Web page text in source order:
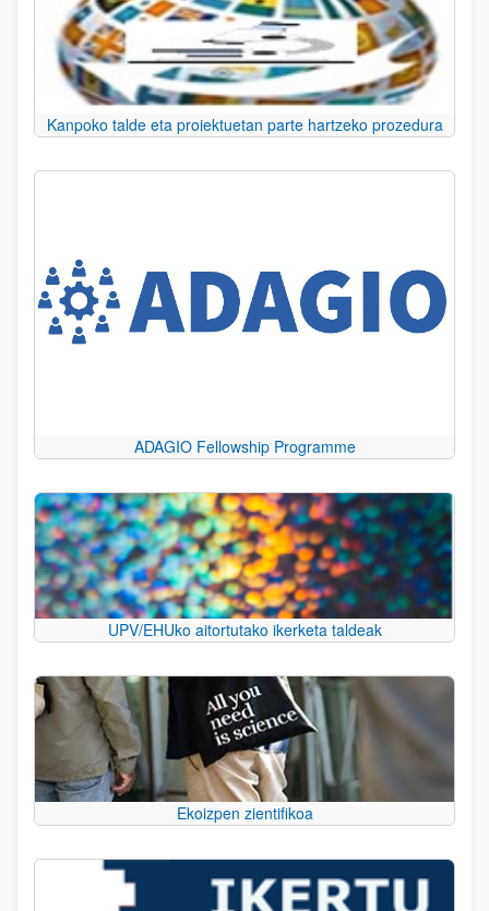
Kanpoko talde eta proiektuetan parte hartzeko prozedura
ADAGIO Fellowship Programme
UPV/EHUko aitortutako ikerketa taldeak
Ekoizpen zientifikoa